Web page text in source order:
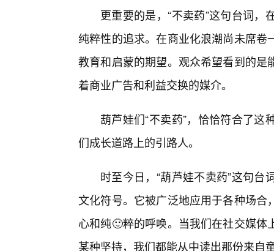
更重要的是，“不卖药”这句台词
纯粹性的追求。在商业化浪潮尚未席
教育和启蒙的期望。观众希望看到的
着商业广告和利益交换的媒介。
葫芦娃们“不卖药”，恰恰符合了
们成长道路上的引路人。
时至今日，“葫芦娃不卖药”这句
文化符号。它被广泛地应用于各种场
心和纯🙂粹的呼唤。当我们在社交媒
某种坚持，我们都能从中读出那份来自